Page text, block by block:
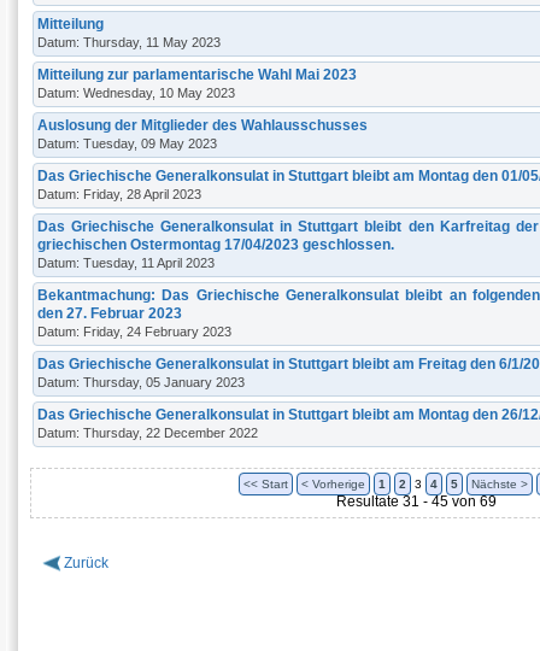
Mitteilung
Datum: Thursday, 11 May 2023
Mitteilung zur parlamentarische Wahl Mai 2023
Datum: Wednesday, 10 May 2023
Auslosung der Mitglieder des Wahlausschusses
Datum: Tuesday, 09 May 2023
Das Griechische Generalkonsulat in Stuttgart bleibt am Μontag den 01/
Datum: Friday, 28 April 2023
Das Griechische Generalkonsulat in Stuttgart bleibt den Karfreitag
griechischen Ostermontag 17/04/2023 geschlossen.
Datum: Tuesday, 11 April 2023
Bekantmachung: Das Griechische Generalkonsulat bleibt an
den 27. Februar 2023
Datum: Friday, 24 February 2023
Das Griechische Generalkonsulat in Stuttgart bleibt am Freitag den 6/1/
Datum: Thursday, 05 January 2023
Das Griechische Generalkonsulat in Stuttgart bleibt am Montag den 26/
Datum: Thursday, 22 December 2022
<< Start < Vorherige 1 2 3 4 5 Nächste >
Resultate 31 - 45 von 69
Zurück